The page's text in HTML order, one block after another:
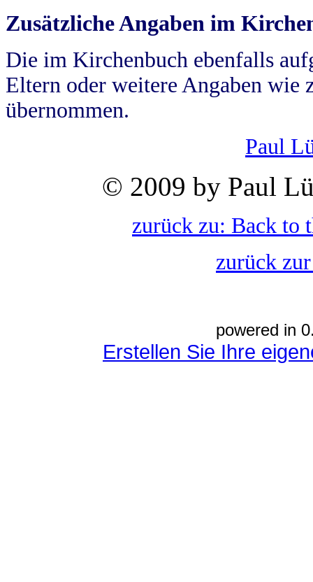
Zusätzliche Angaben im
Die im Kirchenbuch ebenfalls
Eltern oder weitere Angaben wie
übernommen.
Paul
© 2009 by Paul
zurück zu: Back to
zurück
powered in
Erstellen Sie Ihre